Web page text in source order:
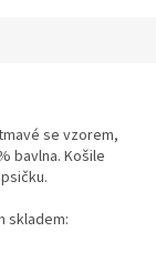
se vzorem,
bavlna. Košile
skladem: